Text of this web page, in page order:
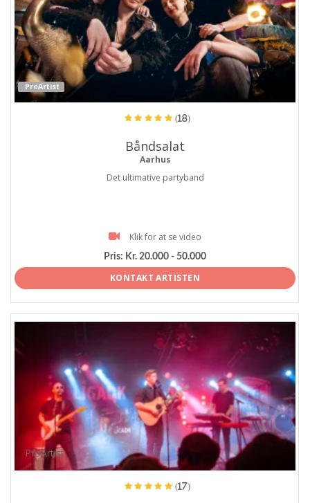
ProArtist
(18)
Båndsalat
Aarhus
Det ultimative partyband
Klik for at se video
Pris: Kr. 20.000 - 50.000
KONTAKT ARTISTEN
ProArtist
(17)